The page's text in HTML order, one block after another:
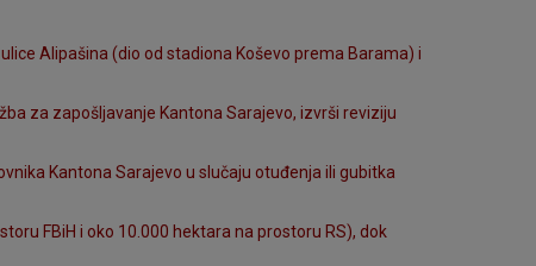
Alipašina (dio od stadiona Koševo prema Barama) i
za zapošljavanje Kantona Sarajevo, izvrši reviziju
Kantona Sarajevo u slučaju otuđenja ili gubitka
FBiH i oko 10.000 hektara na prostoru RS), dok